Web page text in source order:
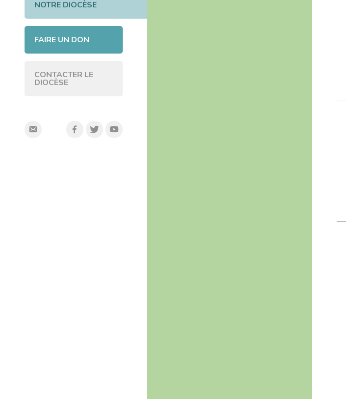
NOTRE DIOCÈSE
FAIRE UN DON
CONTACTER LE
DIOCÈSE